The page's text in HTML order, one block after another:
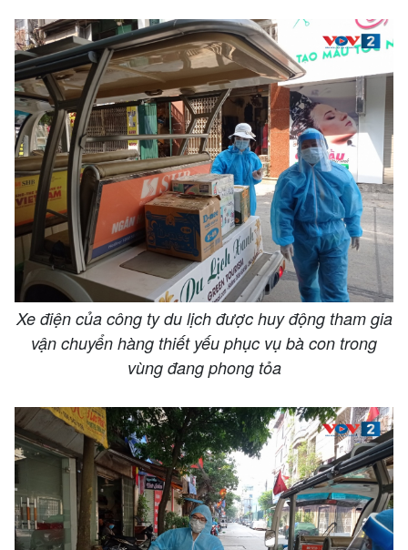
Xe điện của công ty du lịch được huy động tham gia
vận chuyển hàng thiết yếu phục vụ bà con trong
vùng đang phong tỏa